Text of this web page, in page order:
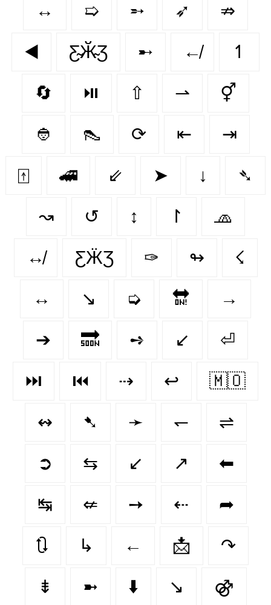
↔ ➯ ➵ ➶ ⇏
◀️ Ƹ̴Ӂ̴Ʒ ➸ ↚ ↿
🔄 ⏯️ ⇧ ⇀ ⚥
👲 👠 ⟳ ⇤ ⇥
⍐ 🚄 ⇙ ➤ ↓ ➴
↝ ↺ ↕ ↾ 🧢
↮ ƸӜƷ ✑ ↬ ☇
↔️ ↘️ ➭ 🔛 →
➔ 🔜 ➺ ↙ ⏎
⏭️ ⏮️ ⇢ ↩ 🇲🇴
↭ ➷ ➛ ↽ ⇌
➲ ⇆ ↙️ ↗ ⬅
↹ ⇍ ➙ ⇠ ➦
🔃 ↳ ← 📩 ↷
⇟ ➼ ⬇️ ↘ ⚣